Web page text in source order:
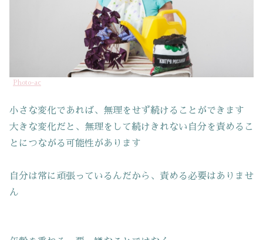
Photo-ac
小さな変化であれば、無理をせず続けることができます
大きな変化だと、無理をして続けきれない自分を責めるこ
とにつながる可能性があります
自分は常に頑張っているんだから、責める必要はありませ
ん